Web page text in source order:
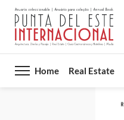
Home Real Estate